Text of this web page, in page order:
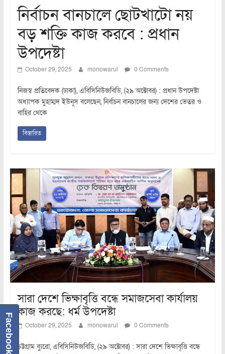
নির্বাচন বানচালে ছোটখাটো নয়
বড় শক্তি কাজ করবে : প্রধান
উপদেষ্টা
October 29, 2025 monowarul 0 Comments
নিজস্ব প্রতিবেদক (ঢাকা), এবিসিনিউজবিডি, (২৯ অক্টোবর) : প্রধান উপদেষ্টা
অধ্যাপক মুহাম্মদ ইউনূস বলেছেন, নির্বাচন বানচালের জন্য দেশের ভেতর ও
বাহির থেকে
বিস্তারিত
সারা দেশে ভিক্ষাবৃত্তি বন্ধে সমাজসেবা কার্যালয়
কাজ করছে: ধর্ম উপদেষ্টা
October 29, 2025 monowarul 0 Comments
চট্টগ্রাম ব্যুরো, এবিসিনিউজবিডি, (২৯ অক্টোবর) : সারা দেশে ভিক্ষাবৃত্তি বন্ধে
Facebook